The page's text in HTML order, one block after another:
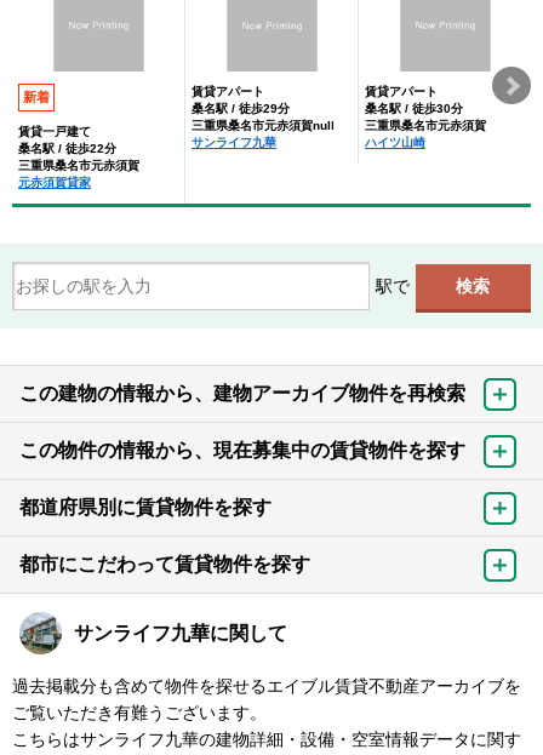
新着
賃貸一戸建て
桑名駅 / 徒歩22分
三重県桑名市元赤須賀
元赤須賀貸家
賃貸アパート
桑名駅 / 徒歩29分
三重県桑名市元赤須賀null
サンライフ九華
賃貸アパート
桑名駅 / 徒歩30分
三重県桑名市元赤須賀
ハイツ山崎
駅で
この建物の情報から、建物アーカイブ物件を再検索
この物件の情報から、現在募集中の賃貸物件を探す
都道府県別に賃貸物件を探す
都市にこだわって賃貸物件を探す
サンライフ九華に関して
過去掲載分も含めて物件を探せるエイブル賃貸不動産アーカイブを
ご覧いただき有難うございます。
こちらはサンライフ九華の建物詳細・設備・空室情報データに関す